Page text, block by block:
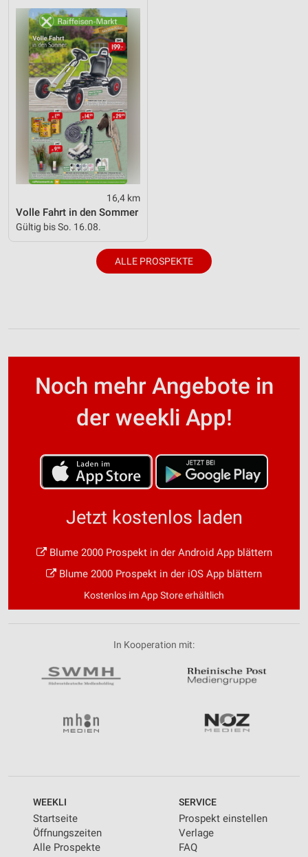
16,4 km
Volle Fahrt in den Sommer
Gültig bis So. 16.08.
ALLE PROSPEKTE
Noch mehr Angebote in
der weekli App!
Jetzt kostenlos laden
Blume 2000 Prospekt in der Android App blättern
Blume 2000 Prospekt in der iOS App blättern
Kostenlos im App Store erhältlich
In Kooperation mit:
WEEKLI
Startseite
Öffnungszeiten
Alle Prospekte
SERVICE
Prospekt einstellen
Verlage
FAQ